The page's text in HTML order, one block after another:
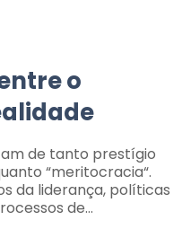
o
de tanto prestígio
“meritocracia“.
da liderança, políticas
de…